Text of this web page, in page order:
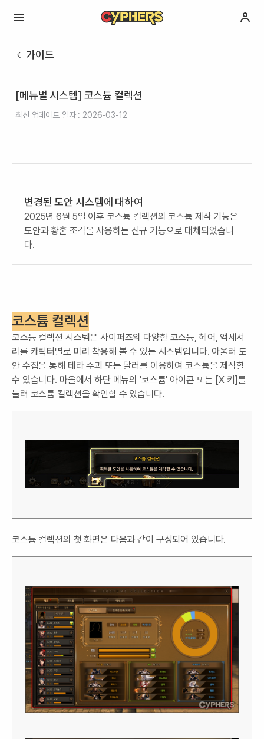
가이드
[메뉴별 시스템] 코스튬 컬렉션
최신 업데이트 일자 : 2026-03-12
변경된 도안 시스템에 대하여
2025년 6월 5일 이후 코스튬 컬렉션의 코스튬 제작 기능은
도안과 황혼 조각을 사용하는 신규 기능으로 대체되었습니
다.
코스튬 컬렉션
코스튬 컬렉션 시스템은 사이퍼즈의 다양한 코스튬, 헤어, 액세서
리를 캐릭터별로 미리 착용해 볼 수 있는 시스템입니다. 아울러 도
안 수집을 통해 테라 주괴 또는 달러를 이용하여 코스튬을 제작할
수 있습니다. 마을에서 하단 메뉴의 '코스튬' 아이콘 또는 [X 키]를
눌러 코스튬 컬렉션을 확인할 수 있습니다.
코스튬 컬렉션의 첫 화면은 다음과 같이 구성되어 있습니다.